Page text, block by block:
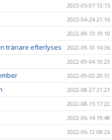
2023-05-07 13:15
2023-04-24 21:16
2022-09-13 19:10
tränare efterlyses 2022-09-10 14:36
2022-09-04 10:23
2022-09-02 20:51
2022-08-27 21:21
2022-08-15 17:22
2022-06-14 19:48
2022-06-12 08:26